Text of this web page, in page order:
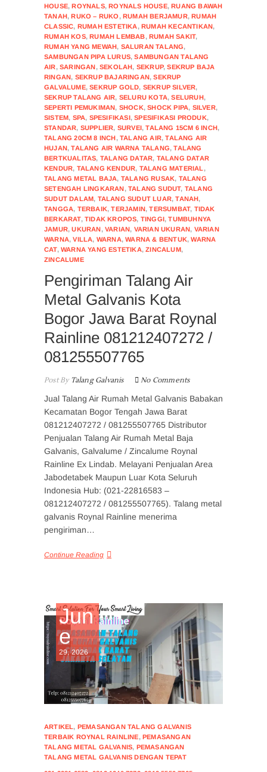
HOUSE,ROYNALS,ROYNALS HOUSE,RUANG BAWAH
TANAH,RUKO – RUKO ,RUMAH BERJAMUR,RUMAH
CLASSIC, RUMAH ESTETIKA,RUMAH KECANTIKAN,
RUMAH KOS,RUMAH LEMBAB,RUMAH SAKIT,
RUMAH YANG MEWAH, SALURAN TALANG,
SAMBUNGAN PIPA LURUS,SAMBUNGAN TALANG
AIR,SARINGAN,SEKOLAH, SEKRUP,SEKRUP BAJA
RINGAN, SEKRUP BAJARINGAN,SEKRUP
GALVALUME,SEKRUP GOLD, SEKRUP SILVER,
SEKRUP TALANG AIR, SELURU KOTA,SELURUH,
SEPERTI PEMUKIMAN, SHOCK,SHOCK PIPA, SILVER,
SISTEM, SPA, SPESIFIKASI,SPESIFIKASI PRODUK,
STANDAR, SUPPLIER, SURVEI,TALANG 15CM 6 INCH,
TALANG 20CM 8 INCH,TALANG AIR,TALANG AIR
HUJAN,TALANG AIR WARNA TALANG,TALANG
BERTKUALITAS, TALANG DATAR, TALANG DATAR
KENDUR, TALANG KENDUR, TALANG MATERIAL ,
TALANG METAL BAJA, TALANG RUSAK, TALANG
SETENGAH LINGKARAN,TALANG SUDUT, TALANG
SUDUT DALAM, TALANG SUDUT LUAR,TANAH,
TANGGA, TERBAIK,TERJAMIN,TERSUMBAT, TIDAK
BERKARAT,TIDAK KROPOS, TINGGI,TUMBUHNYA
JAMUR,UKURAN,VARIAN, VARIAN UKURAN, VARIAN
WARNA,VILLA, WARNA,WARNA & BENTUK,WARNA
CAT,WARNA YANG ESTETIKA,ZINCALUM,
ZINCALUME
Pengiriman Talang Air
Metal Galvanis Kota
Bogor Jawa Barat Roynal
Rainline 081212407272 /
081255507765
Post ByTalang Galvanis No Comments
Jual Talang Air Rumah Metal Galvanis Babakan
Kecamatan Bogor Tengah Jawa Barat
081212407272 / 081255507765 Distributor
Penjualan Talang Air Rumah Metal Baja
Galvanis, Galvalume / Zincalume Roynal
Rainline Ex Lindab. Melayani Penjualan Area
Jabodetabek Maupun Luar Kota Seluruh
Indonesia Hub: (021-22816583 –
081212407272 / 081255507765). Talang metal
galvanis Roynal Rainline menerima
pengiriman…
Continue Reading
Jun
e
29, 2026
ARTIKEL, PEMASANGAN TALANG GALVANIS
TERBAIK ROYNAL RAINLINE,PEMASANGAN
TALANG METAL GALVANIS, PEMASANGAN
TALANG METAL GALVANIS DENGAN TEPAT